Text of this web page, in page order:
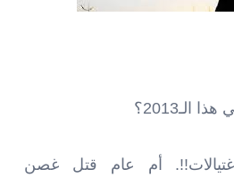
الـ2013؟
أم عام قتل غصن